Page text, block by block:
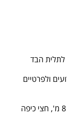
לתלית הבד
ולפרטיים
להשכרה לאירועים: כיפה גאודסית בקוטר 8 מ', חצי כיפה